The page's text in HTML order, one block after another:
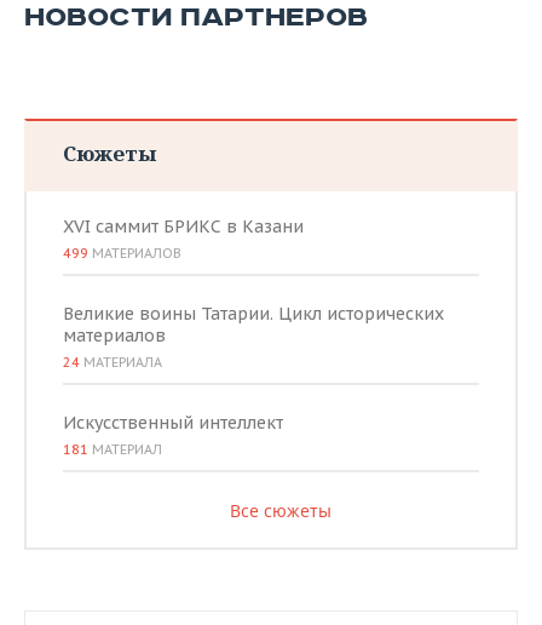
НОВОСТИ ПАРТНЕРОВ
Сюжеты
XVI саммит БРИКС в Казани
499 МАТЕРИАЛОВ
Великие воины Татарии. Цикл исторических
материалов
24 МАТЕРИАЛА
Искусственный интеллект
181 МАТЕРИАЛ
Все сюжеты